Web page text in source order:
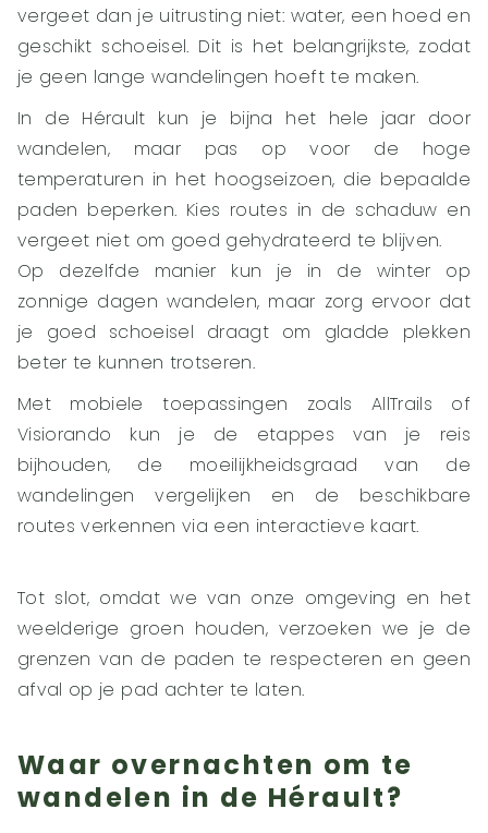
vergeet dan je uitrusting niet: water, een hoed en
geschikt schoeisel. Dit is het belangrijkste, zodat
je geen lange wandelingen hoeft te maken.
In de Hérault kun je bijna het hele jaar door
wandelen, maar pas op voor de hoge
temperaturen in het hoogseizoen, die bepaalde
paden beperken. Kies routes in de schaduw en
vergeet niet om goed gehydrateerd te blijven.
Op dezelfde manier kun je in de winter op
zonnige dagen wandelen, maar zorg ervoor dat
je goed schoeisel draagt om gladde plekken
beter te kunnen trotseren.
Met mobiele toepassingen zoals AllTrails of
Visiorando kun je de etappes van je reis
bijhouden, de moeilijkheidsgraad van de
wandelingen vergelijken en de beschikbare
routes verkennen via een interactieve kaart.
Tot slot, omdat we van onze omgeving en het
weelderige groen houden, verzoeken we je de
grenzen van de paden te respecteren en geen
afval op je pad achter te laten.
Waar overnachten om te
wandelen in de Hérault?